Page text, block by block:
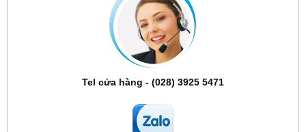
Tel cửa hàng - (028) 3925 5471